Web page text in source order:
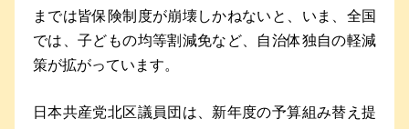
までは皆保険制度が崩壊しかねないと、いま、全国
では、子どもの均等割減免など、自治体独自の軽減
策が拡がっています。
日本共産党北区議員団は、新年度の予算組み替え提